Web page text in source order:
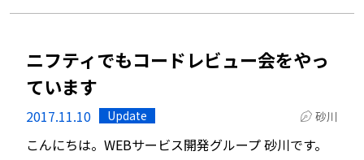
ニフティでもコードレビュー会をやっ
ています
2017.11.10 Update 砂川
こんにちは。WEBサービス開発グループ 砂川です。